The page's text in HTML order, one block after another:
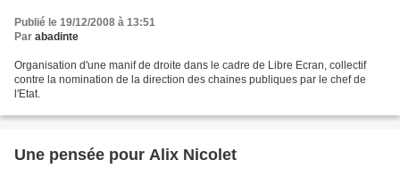
Publié le 19/12/2008 à 13:51
Par abadinte
Organisation d'une manif de droite dans le cadre de Libre Ecran, collectif
contre la nomination de la direction des chaines publiques par le chef de
l'Etat.
Une pensée pour Alix Nicolet